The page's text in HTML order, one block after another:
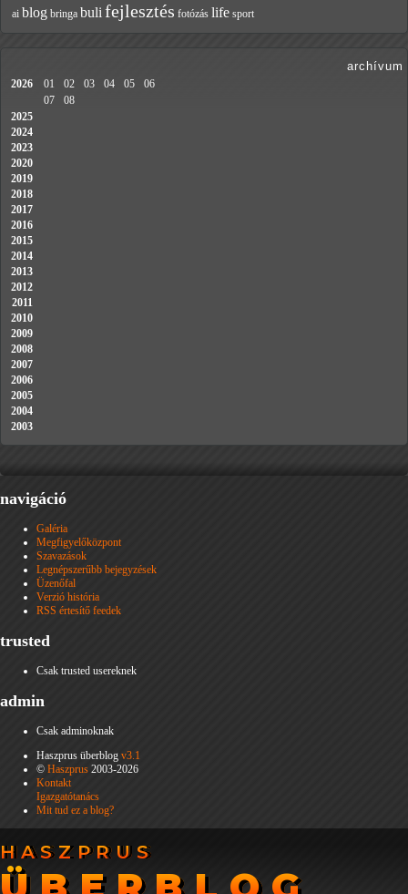
ai blog bringa buli fejlesztés fotózás life sport
archívum
2026 01 02 03 04 05
06
07
08
2025
2024
2023
2020
2019
2018
2017
2016
2015
2014
2013
2012
2011
2010
2009
2008
2007
2006
2005
2004
2003
navigáció
Galéria
Megfigyelőközpont
Szavazások
Legnépszerűbb bejegyzések
Üzenőfal
Verzió história
RSS értesítő feedek
trusted
Csak trusted usereknek
admin
Csak adminoknak
Haszprus überblog v3.1
© Haszprus 2003-2026
Kontakt
Igazgatótanács
Mit tud ez a blog?
HASZPRUS
HASZPRUS